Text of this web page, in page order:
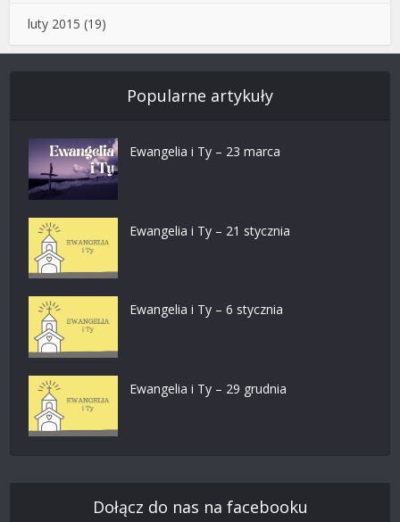
luty 2015 (19)
Popularne artykuły
Ewangelia i Ty – 23 marca
Ewangelia i Ty – 21 stycznia
Ewangelia i Ty – 6 stycznia
Ewangelia i Ty – 29 grudnia
Dołącz do nas na facebooku